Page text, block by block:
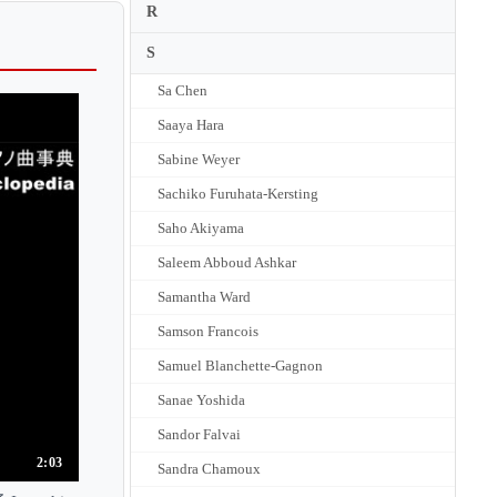
2:03
R
S
Sa Chen
Saaya Hara
Sabine Weyer
Sachiko Furuhata-Kersting
Saho Akiyama
Saleem Abboud Ashkar
Samantha Ward
Samson Francois
Samuel Blanchette-Gagnon
Sanae Yoshida
Sandor Falvai
Sandra Chamoux